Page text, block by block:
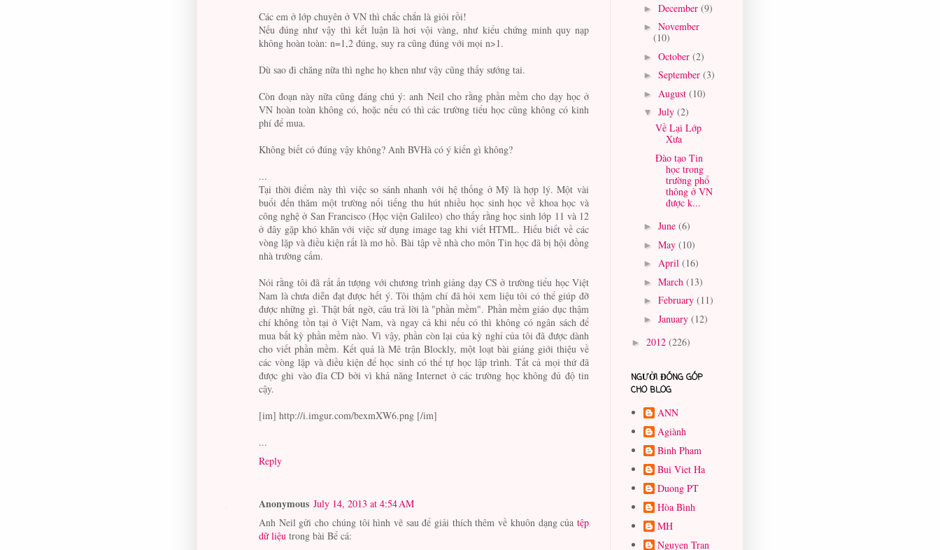
Các em ở lớp chuyên ở VN thì chắc chắn là giỏi rồi!
Nếu đúng như vậy thì kết luận là hơi vội vàng, như kiểu chứng minh quy nạp
không hoàn toàn: n=1,2 đúng, suy ra cũng đúng với mọi n>1.
Dù sao đi chăng nữa thì nghe họ khen như vậy cũng thấy sướng tai.
Còn đoạn này nữa cũng đáng chú ý: anh Neil cho rằng phần mềm cho dạy học ở
VN hoàn toàn không có, hoặc nếu có thì các trường tiểu học cũng không có kinh
phí để mua.
Không biết có đúng vậy không? Anh BVHà có ý kiến gì không?
...
Tại thời điểm này thì việc so sánh nhanh với hệ thống ở Mỹ là hợp lý. Một vài
buổi đến thăm một trường nổi tiếng thu hút nhiều học sinh học về khoa học và
công nghệ ở San Francisco (Học viện Galileo) cho thấy rằng học sinh lớp 11 và 12
ở đây gặp khó khăn với việc sử dụng image tag khi viết HTML. Hiếu biết về các
vòng lặp và điều kiện rất là mơ hồ. Bài tập về nhà cho môn Tin học đã bị hội đồng
nhà trường cấm.
Nói rằng tôi đã rất ấn tượng với chương trình giảng dạy CS ở trường tiểu học Việt
Nam là chưa diễn đạt được hết ý. Tôi thậm chí đã hỏi xem liệu tôi có thể giúp đỡ
được những gì. Thật bất ngờ, câu trả lời là "phần mềm". Phần mềm giáo dục thậm
chí không tồn tại ở Việt Nam, và ngay cả khi nếu có thì không có ngân sách để
mua bất kỳ phần mềm nào. Vì vậy, phần còn lại của kỳ nghỉ của tôi đã được dành
cho viết phần mềm. Kết quả là Mê trận Blockly, một loạt bài giảng giới thiệu về
các vòng lặp và điều kiện để học sinh có thể tự học lập trình. Tất cả mọi thứ đã
được ghi vào đĩa CD bởi vì khả năng Internet ở các trường học không đủ độ tin
cậy.
[im] http://i.imgur.com/bexmXW6.png [/im]
...
Reply
Anonymous July 14, 2013 at 4:54 AM
Anh Neil gửi cho chúng tôi hình vẽ sau để giải thích thêm về khuôn dạng của tệp
dữ liệu trong bài Bể cá:
► December (9)
► November
(10)
► October (2)
► September (3)
► August (10)
▼ July (2)
Về Lại Lớp
Xưa
Đào tạo Tin
học trong
trường phổ
thông ở VN
được k...
► June (6)
► May (10)
► April (16)
► March (13)
► February (11)
► January (12)
► 2012 (226)
NGƯỜI ĐÓNG GÓP
CHO BLOG
ANN
Agiành
Binh Pham
Bui Viet Ha
Duong PT
Hòa Bình
MH
Nguyen Tran